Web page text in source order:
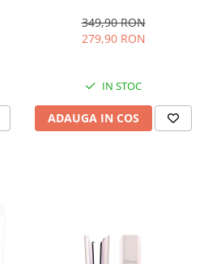
dispozitiv spumare, filtru
dublu din inox, Negru/Inox
349,90 RON
279,90 RON
IN STOC
ADAUGA IN COS